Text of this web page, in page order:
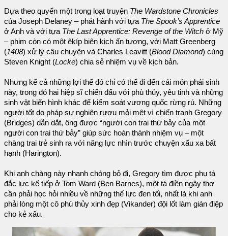
Dựa theo quyển một trong loạt truyện The Wardstone Chronicles
của Joseph Delaney – phát hành với tựa The Spook’s Apprentice
ở Anh và với tựa The Last Apprentice: Revenge of the Witch ở Mỹ
– phim còn có một êkíp biên kịch ấn tượng, với Matt Greenberg
(1408) xử lý câu chuyện và Charles Leavitt (Blood Diamond) cùng
Steven Knight (Locke) chia sẻ nhiệm vụ về kịch bản.
Nhưng kể cả những lợi thế đó chỉ có thể đi đến cái món phái sinh
này, trong đó hai hiệp sĩ chiến đấu với phù thủy, yêu tinh và những
sinh vật biến hình khác để kiểm soát vương quốc rừng rú. Những
người tốt do pháp sư nghiện rượu mỏi mệt vì chiến tranh Gregory
(Bridges) dẫn dắt, ông được “người con trai thứ bảy của một
người con trai thứ bảy” giúp sức hoàn thành nhiệm vụ – một
chàng trai trẻ sinh ra với năng lực nhìn trước chuyện xấu xa bất
hạnh (Harington).
Khi anh chàng này nhanh chóng bỏ đi, Gregory tìm được phụ tá
đắc lực kế tiếp ở Tom Ward (Ben Barnes), một tá điền ngây thơ
cần phải học hỏi nhiều về những thế lực đen tối, nhất là khi anh
phải lòng một cô phù thủy xinh đẹp (Vikander) đội lốt làm gián điệp
cho kẻ xấu.